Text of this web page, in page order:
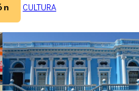
CULTURA